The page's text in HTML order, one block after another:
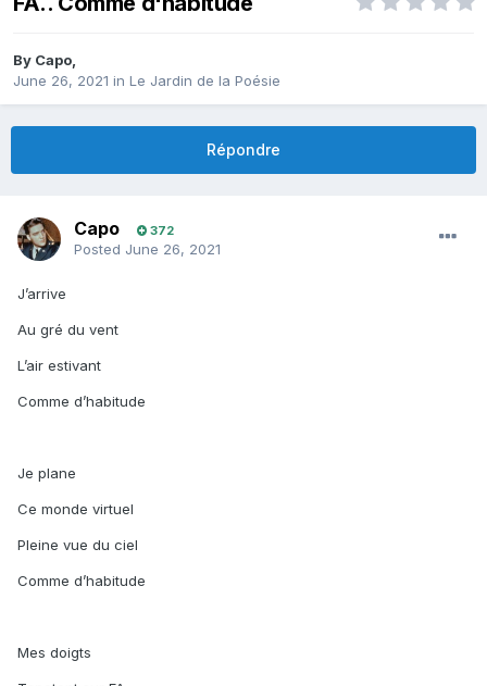
By Capo,
June 26, 2021 in Le Jardin de la Poésie
Répondre
Capo 372
Posted June 26, 2021
J’arrive
Au gré du vent
L’air estivant
Comme d’habitude
Je plane
Ce monde virtuel
Pleine vue du ciel
Comme d’habitude
Mes doigts